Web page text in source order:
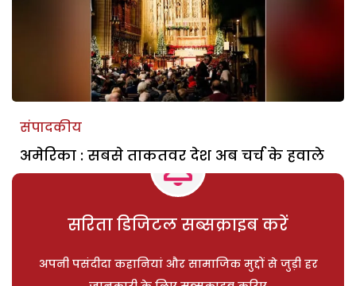
संपादकीय
अमेरिका : सबसे ताकतवर देश अब चर्च के हवाले
सरिता डिजिटल सब्सक्राइब करें
अपनी पसंदीदा कहानियां और सामाजिक मुद्दों से जुड़ी हर